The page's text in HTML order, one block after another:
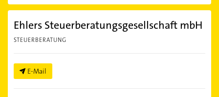
Ehlers Steuerberatungsgesellschaft mbH
STEUERBERATUNG
E-Mail